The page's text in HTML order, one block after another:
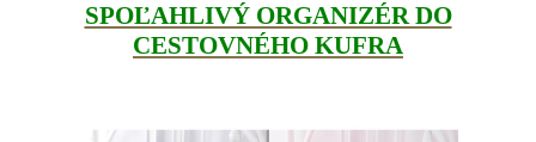
SPOĽAHLIVÝ ORGANIZÉR DO
CESTOVNÉHO KUFRA